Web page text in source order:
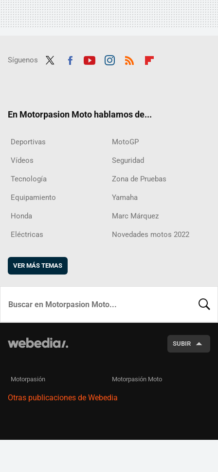
Síguenos
En Motorpasion Moto hablamos de...
Deportivas MotoGP
Vídeos Seguridad
Tecnología Zona de Pruebas
Equipamiento Yamaha
Honda Marc Márquez
Eléctricas Novedades motos 2022
VER MÁS TEMAS
SUBIR
Motorpasión Motorpasión Moto
Otras publicaciones de Webedia